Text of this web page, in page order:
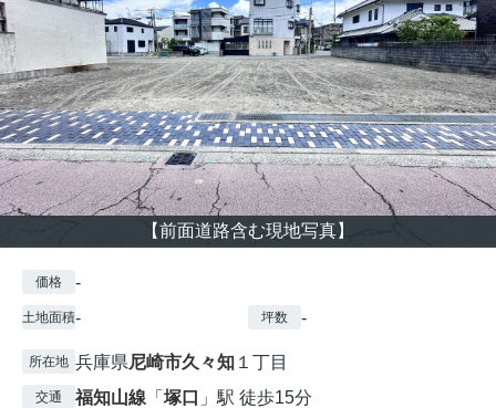
【前面道路含む現地写真】
価格 -
土地面積- 坪数 -
所在地 兵庫県尼崎市久々知 １丁目
交通 福知山線 「 塚口 」駅 徒歩15分